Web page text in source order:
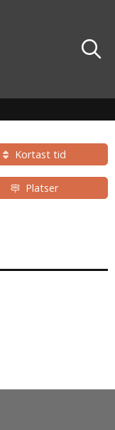
Kortast tid
Platser